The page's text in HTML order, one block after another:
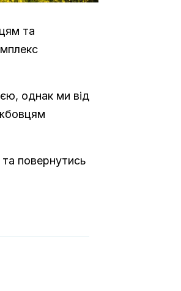
та
однак ми від
повернутись